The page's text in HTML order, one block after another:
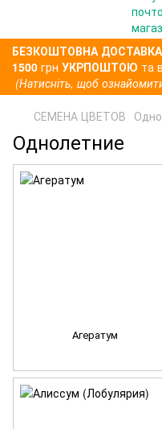
БЕЗКОШТОВНА ДОСТАВКА
1500 грн УКРПОШТОЮ та
(Натисніть, щоб
СЕМЕНА ЦВЕТОВ
Однолетние
Агератум